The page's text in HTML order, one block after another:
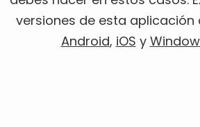
versiones de esta aplicación
Android, iOS y